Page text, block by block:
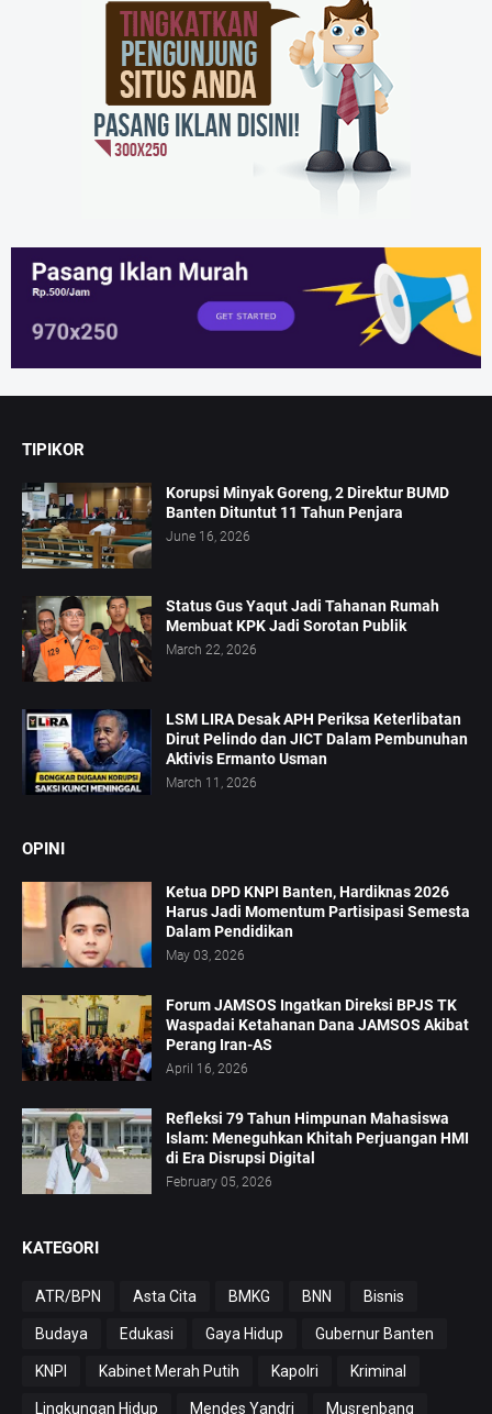
TIPIKOR
Korupsi Minyak Goreng, 2 Direktur BUMD
Banten Dituntut 11 Tahun Penjara
June 16, 2026
Status Gus Yaqut Jadi Tahanan Rumah
Membuat KPK Jadi Sorotan Publik
March 22, 2026
LSM LIRA Desak APH Periksa Keterlibatan
Dirut Pelindo dan JICT Dalam Pembunuhan
Aktivis Ermanto Usman
March 11, 2026
OPINI
Ketua DPD KNPI Banten, Hardiknas 2026
Harus Jadi Momentum Partisipasi Semesta
Dalam Pendidikan
May 03, 2026
Forum JAMSOS Ingatkan Direksi BPJS TK
Waspadai Ketahanan Dana JAMSOS Akibat
Perang Iran-AS
April 16, 2026
Refleksi 79 Tahun Himpunan Mahasiswa
Islam: Meneguhkan Khitah Perjuangan HMI
di Era Disrupsi Digital
February 05, 2026
KATEGORI
ATR/BPN Asta Cita BMKG BNN Bisnis
Budaya Edukasi Gaya Hidup Gubernur Banten
KNPI Kabinet Merah Putih Kapolri Kriminal
Lingkungan Hidup Mendes Yandri Musrenbang